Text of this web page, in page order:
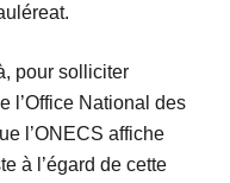
pour solliciter
l’Office National des
l’ONECS affiche
à l’égard de cette